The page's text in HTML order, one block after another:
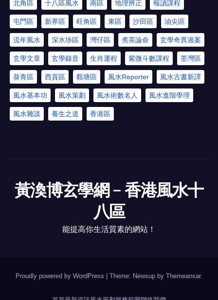
北角區 十八區風水 南區 地理辨正 報讀課程
屯門區 新界區 旺角區 東區 沙田區 油尖區
流年風水 深水埗區 灣仔區 煮茶論命 玄學奇異過案
玄學文章 玄學錄音 生肖運程 紫微斗數課程 荃灣區
葵青區 西貢區 觀塘區 風水Reporter 風水古書新譯
風水基本功 風水策劃 風水術數名人 風水進階學理
風水雜談 養生之道 香港區
黃渙博玄學網﹣香港風水十
八區
能提高你生活質素的網站！
Proudly powered by WordPress Theme: Newsup by Themeansar.